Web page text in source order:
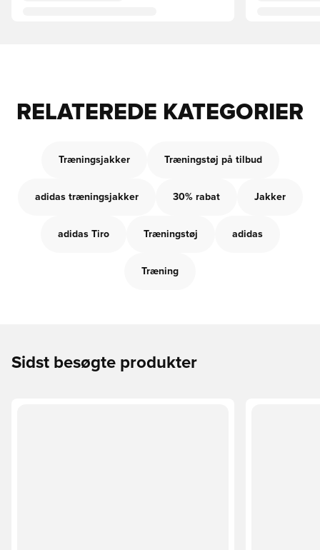
RELATEREDE KATEGORIER
Træningsjakker Træningstøj på tilbud
adidas træningsjakker 30% rabat Jakker
adidas Tiro Træningstøj adidas
Træning
Sidst besøgte produkter